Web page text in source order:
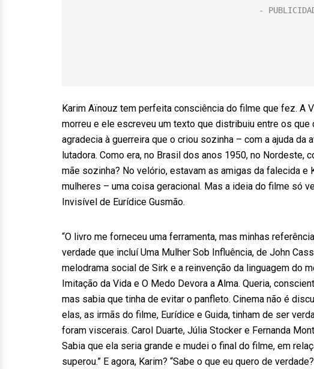
Karim Aïnouz tem perfeita consciência do filme que fez. A
morreu e ele escreveu um texto que distribuiu entre os
agradecia à guerreira que o criou sozinha – com a ajuda
lutadora. Como era, no Brasil dos anos 1950, no Nordeste,
mãe sozinha? No velório, estavam as amigas da falecida e
mulheres – uma coisa geracional. Mas a ideia do filme só
Invisível de Eurídice Gusmão.
“O livro me forneceu uma ferramenta, mas minhas
verdade que incluí Uma Mulher Sob Influência, de John
melodrama social de Sirk e a reinvenção da linguagem do
Imitação da Vida e O Medo Devora a Alma. Queria,
mas sabia que tinha de evitar o panfleto. Cinema não é
elas, as irmãs do filme, Eurídice e Guida, tinham de ser
foram viscerais. Carol Duarte, Júlia Stocker e Fernanda
Sabia que ela seria grande e mudei o final do filme, em
superou.” E agora, Karim? “Sabe o que eu quero de